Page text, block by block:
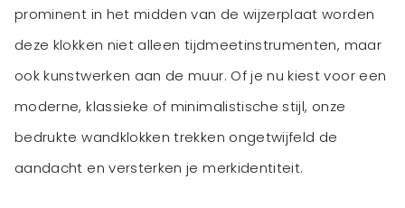
prominent in het midden van de wijzerplaat worden
deze klokken niet alleen tijdmeetinstrumenten, maar
ook kunstwerken aan de muur. Of je nu kiest voor een
moderne, klassieke of minimalistische stijl, onze
bedrukte wandklokken trekken ongetwijfeld de
aandacht en versterken je merkidentiteit.